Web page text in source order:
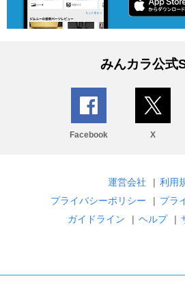
みんカラ公式
Facebook X
運営会社 | 利用
プライバシーポリシー
| プラ
ガイドライン
| ヘルプ |